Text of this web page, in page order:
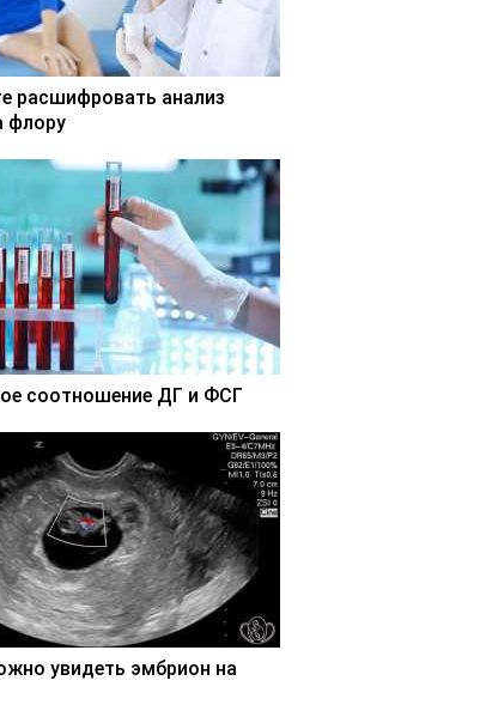
расшифровать анализ
флору
соотношение ДГ и ФСГ
увидеть эмбрион на